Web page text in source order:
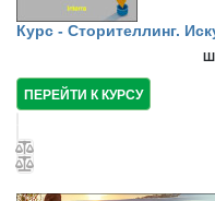
Курс - Сторителлинг.
ПЕРЕЙТИ К КУРСУ